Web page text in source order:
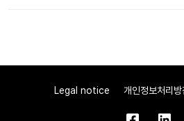
Legal notice 개인정보처리방